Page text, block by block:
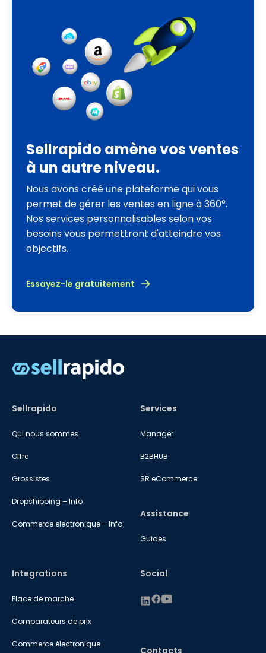
Sellrapido amène vos ventes
à un autre niveau.
Nous avons créé une plateforme qui vous
permet de gérer les ventes en ligne à 360°.
Nos services personnalisables selon vos
besoins vous permettront d'atteindre vos
objectifs.
Essayez-le gratuitement
Sellrapido
Qui nous sommes
Offre
Grossistes
Dropshipping – Info
Commerce electronique – Info
Services
Manager
B2BHUB
SR eCommerce
Integrations
Place de marche
Comparateurs de prix
Commerce électronique
Assistance
Guides
Contacts
Social